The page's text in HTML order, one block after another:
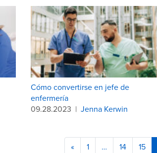
Cómo convertirse en jefe de
enfermería
09.28.2023 | Jenna Kerwin
« 1 … 14 15